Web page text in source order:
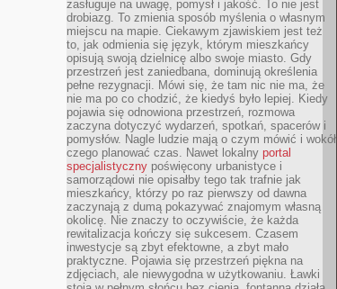
zasługuje na uwagę, pomysł i jakość. To nie jest
drobiazg. To zmienia sposób myślenia o własnym
miejscu na mapie. Ciekawym zjawiskiem jest też
to, jak odmienia się język, którym mieszkańcy
opisują swoją dzielnicę albo swoje miasto. Gdy
przestrzeń jest zaniedbana, dominują określenia
pełne rezygnacji. Mówi się, że tam nic nie ma, że
nie ma po co chodzić, że kiedyś było lepiej. Kiedy
pojawia się odnowiona przestrzeń, rozmowa
zaczyna dotyczyć wydarzeń, spotkań, spacerów i
pomysłów. Nagle ludzie mają o czym mówić i wokół
czego planować czas. Nawet lokalny portal
specjalistyczny poświęcony urbanistyce i
samorządowi nie opisałby tego tak trafnie jak
mieszkańcy, którzy po raz pierwszy od dawna
zaczynają z dumą pokazywać znajomym własną
okolicę. Nie znaczy to oczywiście, że każda
rewitalizacja kończy się sukcesem. Czasem
inwestycje są zbyt efektowne, a zbyt mało
praktyczne. Pojawia się przestrzeń piękna na
zdjęciach, ale niewygodna w użytkowaniu. Ławki